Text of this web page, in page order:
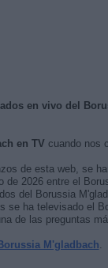
en vivo del
en TV cuando nos
de esta web, se
2026 entre el
del Borussia
ha televisado el
de las preguntas
M'gladbach.